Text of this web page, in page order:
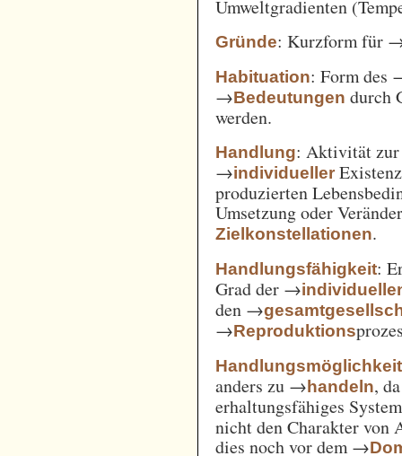
Umweltgradienten
Gründe: Kurzform für
Habituation: Form des
→Bedeutungen durch
werden.
Handlung: Aktivität zur
→individueller
produzierten
Umsetzung oder
Zielkonstellationen.
Handlungsfähigkeit:
Grad der →
den →
→Reproduktions
Handlungsmöglichkeit
anders zu →handeln,
erhaltungsfähiges
nicht den Charakter von
dies noch vor dem →